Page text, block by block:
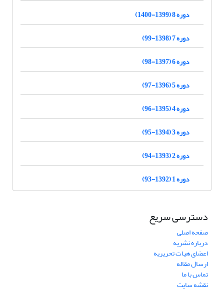
دوره 8 (1399-1400)
دوره 7 (1398-99)
دوره 6 (1397-98)
دوره 5 (1396-97)
دوره 4 (1395-96)
دوره 3 (1394-95)
دوره 2 (1393-94)
دوره 1 (1392-93)
دسترسی سریع
صفحه اصلی
درباره نشریه
اعضای هیات تحریریه
ارسال مقاله
تماس با ما
نقشه سایت